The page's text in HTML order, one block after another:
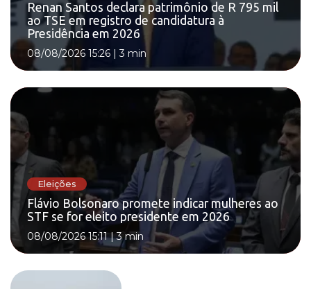
Renan Santos declara patrimônio de R 795 mil
ao TSE em registro de candidatura à
Presidência em 2026
08/08/2026 15:26 |3 min
Eleições
Flávio Bolsonaro promete indicar mulheres ao
STF se for eleito presidente em 2026
08/08/2026 15:11|3 min